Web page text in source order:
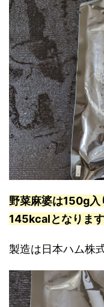
野菜麻婆は150g
145kcalとなります
製造は日本ハム株